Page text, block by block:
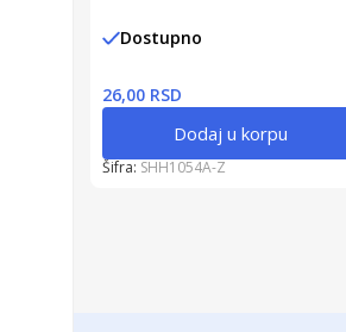
Dostupno
26,00 RSD
Dodaj u korpu
Šifra: SHH1054A-Z